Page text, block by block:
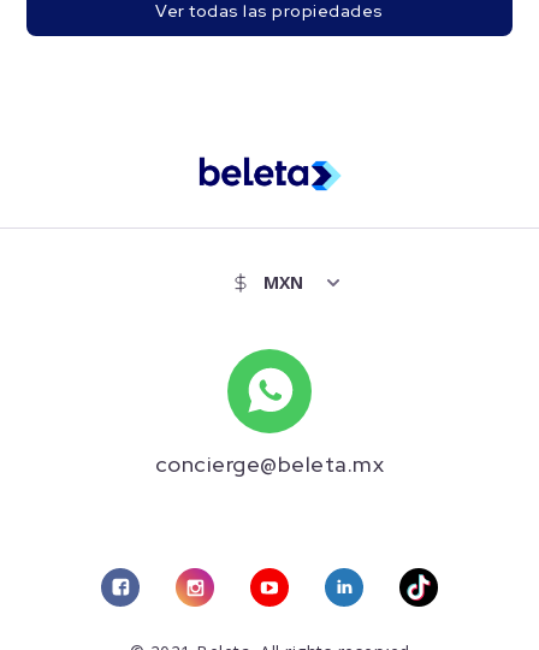
Ver todas las propiedades
concierge@beleta.mx